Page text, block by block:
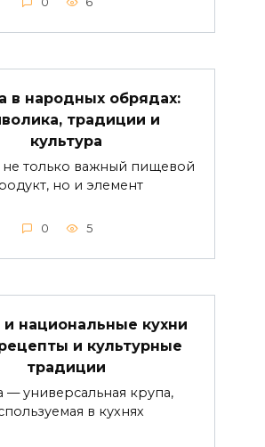
в народных обрядах:
традиции и
культура
не только важный пищевой
но и элемент
0 5
и национальные кухни
и культурные
традиции
— универсальная крупа,
в кухнях